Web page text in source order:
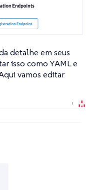
detalhe em seus
isso como YAML e
vamos editar